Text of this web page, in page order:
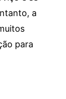
a
para